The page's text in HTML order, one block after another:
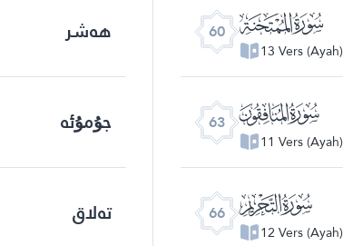
ھەشر 60 ﯩ
13 Vers (Ayah)
جۇمۇئە 63 ﯬ
11 Vers (Ayah)
تەلاق 66 ﯯ
12 Vers (Ayah)